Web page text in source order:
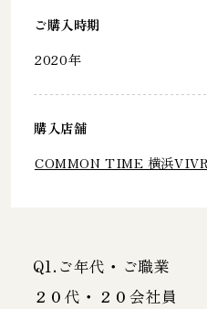
ご購入時期
2020年
購入店舗
COMMON TIME 横浜
Q1.ご年代・ご職業
２０代・２０会社員